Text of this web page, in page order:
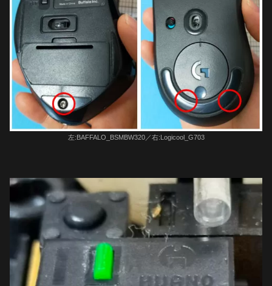
左:BAFFALO_BSMBW320／右:Logicool_G703